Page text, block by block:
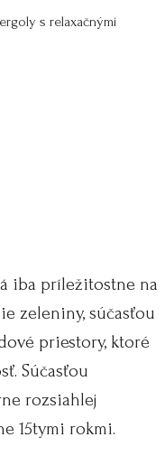
s relaxačnými
iba príležitostne na
zeleniny, súčasťou
priestory, ktoré
Súčasťou
rozsiahlej
15tymi rokmi.